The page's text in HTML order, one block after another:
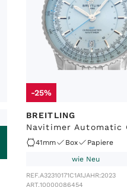
-25%
BREITLING
Navitimer Automatic
41mm Box
Papiere
wie Neu
REF.A32310171C1A1JAHR:2023
ART.10000086454